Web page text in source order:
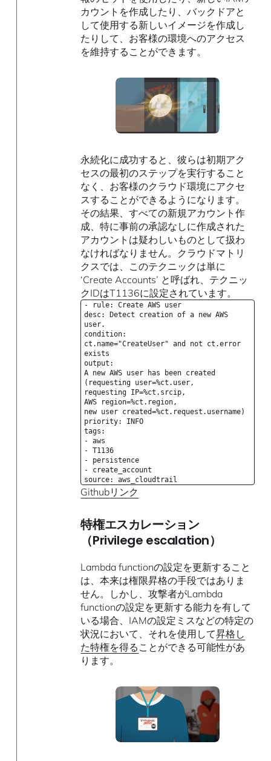
カウントを作成したり、バックドアと
して使用する新しいイメージを作成し
たりして、お客様の環境へのアクセス
を維持することができます。
永続化に成功すると、彼らは初期アク
セスの最初のステップを実行すること
なく、お客様のクラウド環境にアクセ
スすることができるようになります。
その結果、すべての新規アカウント作
成、特に事前の承認なしに作成された
アカウントは疑わしいものとして扱わ
なければなりません。クラウドマトリ
クスでは、このテクニックは単に
‘Create Accounts’ と呼ばれ、テクニッ
クIDはT1136に設定されています。
- rule: Create AWS user
desc: Detect creation of a new AWS
user.
condition:
ct.name="CreateUser" and not ct.error
exists
output:
A new AWS user has been created
(requesting user=%ct.user,
requesting IP=%ct.srcip,
AWS region=%ct.region,
new user created=%ct.request.username)
priority: INFO
tags:
- aws
- T1136
- persistence
- create_account
source: aws_cloudtrail
Githubリンク
特権エスカレーション
（Privilege escalation）
Lambda functionの設定を更新すること
は、本来は権限昇格の手段ではありま
せん。しかし、攻撃者がLambda
functionの設定を更新する能力を有して
いる場合、IAMの設定ミスなどの特定の
状況において、それを使用して昇格し
た特権を得る ことができる可能性があ
ります。